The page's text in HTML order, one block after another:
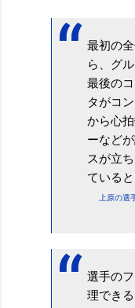
最初の
ら、グ
最後の
タがコ
から心
ーなど
スが立
ていると
上原の選
選手の
理でき